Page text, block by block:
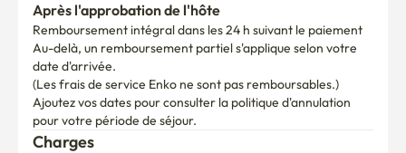
Après l'approbation de l'hôte
Remboursement intégral dans les 24 h suivant le paiement
Au-delà, un remboursement partiel s'applique selon votre
date d'arrivée.
(Les frais de service Enko ne sont pas remboursables.)
Ajoutez vos dates pour consulter la politique d'annulation
pour votre période de séjour.
Charges